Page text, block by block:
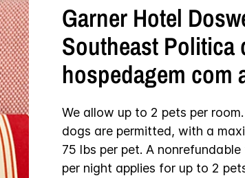
Garner Hotel
Southeast Politica
hospedagem com
We allow up to 2 pets per
dogs are permitted, with a
75 lbs per pet. A
per night applies for up to 2